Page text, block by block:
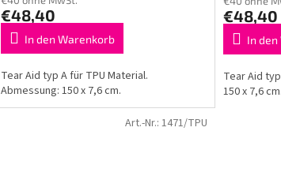
€48,40
In den Warenkorb
Tear Aid typ A für TPU Material.
Abmessung: 150 x 7,6 cm.
€48,40
In
Tear Aid
150 x 7,6 cm.
Art.-Nr.: 1471/TPU